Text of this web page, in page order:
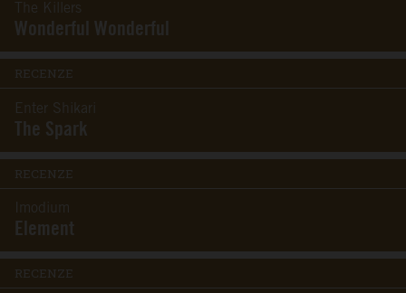
The Killers
Wonderful Wonderful
RECENZE
Enter Shikari
The Spark
RECENZE
Imodium
Element
RECENZE